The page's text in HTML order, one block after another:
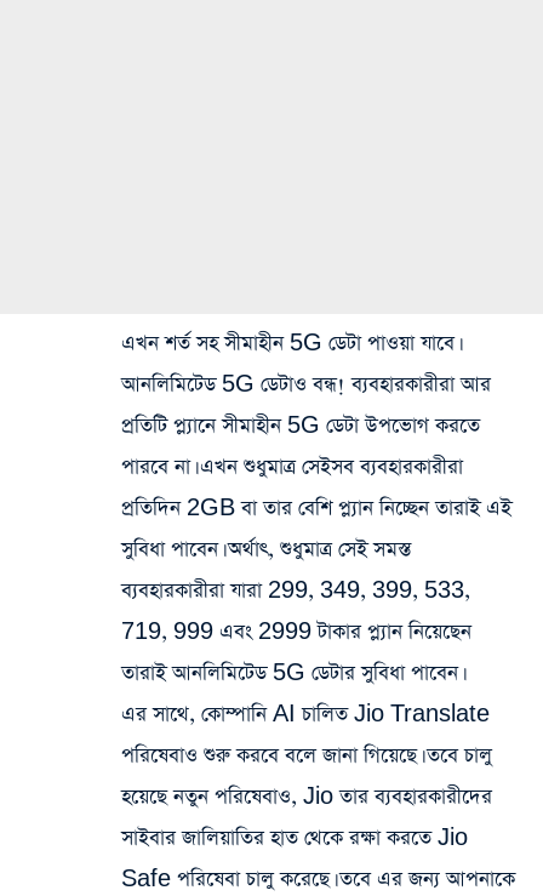
এখন শর্ত সহ সীমাহীন 5G ডেটা পাওয়া যাবে।
আনলিমিটেড 5G ডেটাও বন্ধ! ব্যবহারকারীরা আর
প্রতিটি প্ল্যানে সীমাহীন 5G ডেটা উপভোগ করতে
পারবে না। এখন শুধুমাত্র সেইসব ব্যবহারকারীরা
প্রতিদিন 2GB বা তার বেশি প্ল্যান নিচ্ছেন তারাই এই
সুবিধা পাবেন। অর্থাৎ, শুধুমাত্র সেই সমস্ত
ব্যবহারকারীরা যারা 299, 349, 399, 533,
719, 999 এবং 2999 টাকার প্ল্যান নিয়েছেন
তারাই আনলিমিটেড 5G ডেটার সুবিধা পাবেন।
এর সাথে, কোম্পানি AI চালিত Jio Translate
পরিষেবাও শুরু করবে বলে জানা গিয়েছে। তবে চালু
হয়েছে নতুন পরিষেবাও, Jio তার ব্যবহারকারীদের
সাইবার জালিয়াতির হাত থেকে রক্ষা করতে Jio
Safe পরিষেবা চালু করেছে। তবে এর জন্য আপনাকে